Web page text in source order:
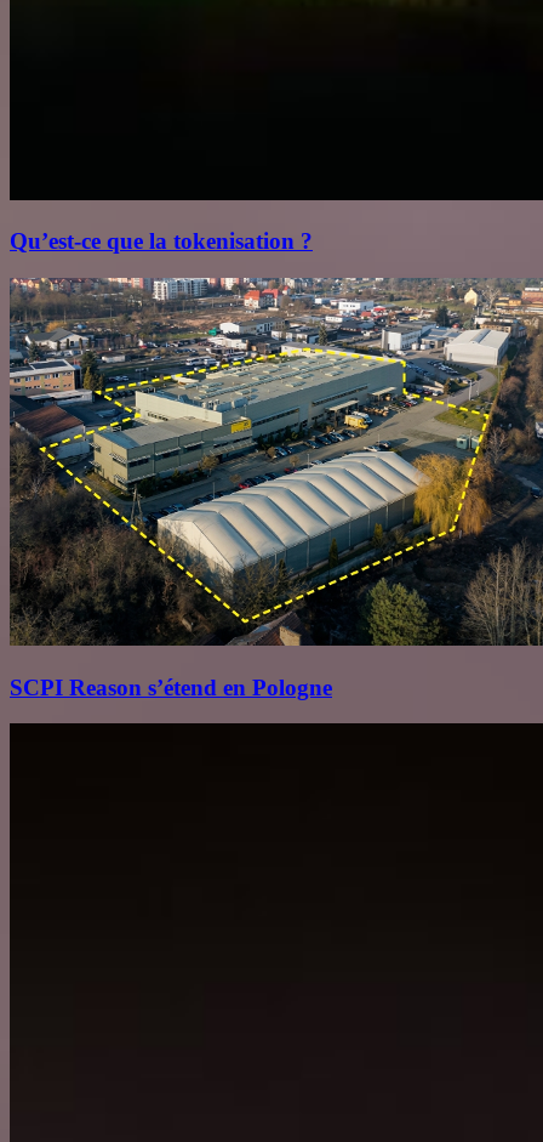
Qu’est‑ce que la tokenisation ?
SCPI Reason s’étend en Pologne